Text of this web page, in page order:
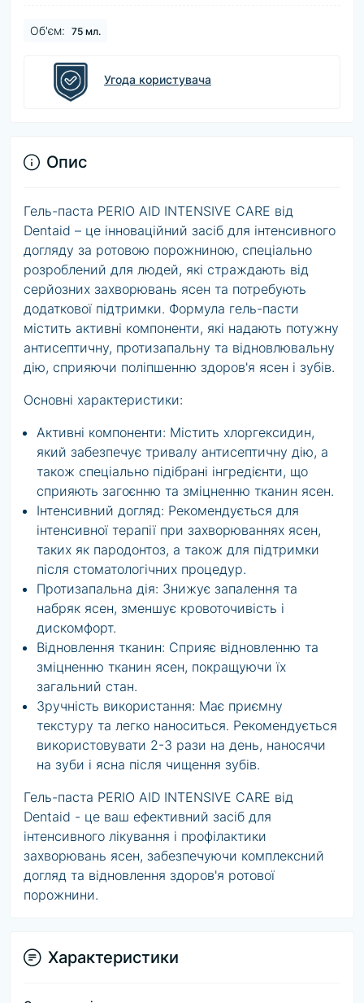
Об'єм: 75 мл.
Угода користувача
Опис
Гель-паста PERIO AID INTENSIVE CARE від
Dentaid – це інноваційний засіб для інтенсивного
догляду за ротовою порожниною, спеціально
розроблений для людей, які страждають від
серйозних захворювань ясен та потребують
додаткової підтримки. Формула гель-пасти
містить активні компоненти, які надають потужну
антисептичну, протизапальну та відновлювальну
дію, сприяючи поліпшенню здоров'я ясен і зубів.
Основні характеристики:
Активні компоненти: Містить хлоргексидин,
який забезпечує тривалу антисептичну дію, а
також спеціально підібрані інгредієнти, що
сприяють загоєнню та зміцненню тканин ясен.
Інтенсивний догляд: Рекомендується для
інтенсивної терапії при захворюваннях ясен,
таких як пародонтоз, а також для підтримки
після стоматологічних процедур.
Протизапальна дія: Знижує запалення та
набряк ясен, зменшує кровоточивість і
дискомфорт.
Відновлення тканин: Сприяє відновленню та
зміцненню тканин ясен, покращуючи їх
загальний стан.
Зручність використання: Має приємну
текстуру та легко наноситься. Рекомендується
використовувати 2-3 рази на день, наносячи
на зуби і ясна після чищення зубів.
Гель-паста PERIO AID INTENSIVE CARE від
Dentaid - це ваш ефективний засіб для
інтенсивного лікування і профілактики
захворювань ясен, забезпечуючи комплексний
догляд та відновлення здоров'я ротової
порожнини.
Характеристики